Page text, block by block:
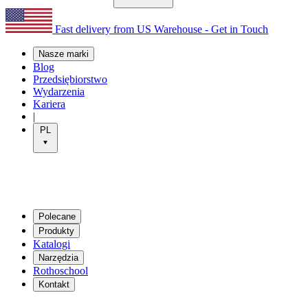
Fast delivery from US Warehouse - Get in Touch
Nasze marki
Blog
Przedsiębiorstwo
Wydarzenia
Kariera
|
PL
Polecane
Produkty
Katalogi
Narzędzia
Rothoschool
Kontakt